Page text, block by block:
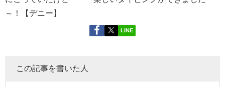
～！【デニー】
LINE
この記事を書いた人